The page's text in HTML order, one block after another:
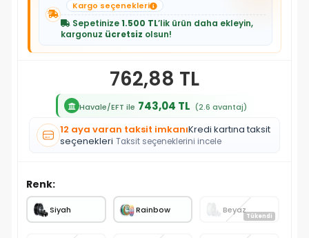
Kargo seçenekleri
Sepetinize1.500 TL’lik ürün daha ekleyin,
kargonuz ücretsiz olsun!
762,88 TL
Havale/EFT ile 743,04 TL (2.6 avantaj)
12 aya varan taksit imkanıKredi kartına taksit
seçenekleri Taksit seçeneklerini incele
Renk:
Siyah Rainbow Beyaz
Tükendi